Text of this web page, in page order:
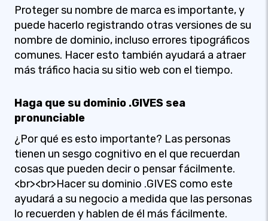
Proteger su nombre de marca es importante, y
puede hacerlo registrando otras versiones de su
nombre de dominio, incluso errores tipográficos
comunes. Hacer esto también ayudará a atraer
más tráfico hacia su sitio web con el tiempo.
Haga que su dominio .GIVES sea
pronunciable
¿Por qué es esto importante? Las personas
tienen un sesgo cognitivo en el que recuerdan
cosas que pueden decir o pensar fácilmente.
<br><br>Hacer su dominio .GIVES como este
ayudará a su negocio a medida que las personas
lo recuerden y hablen de él más fácilmente.